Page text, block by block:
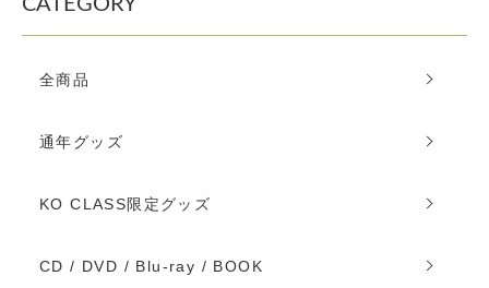
CATEGORY
全商品
通年グッズ
KO CLASS限定グッズ
CD / DVD / Blu-ray / BOOK